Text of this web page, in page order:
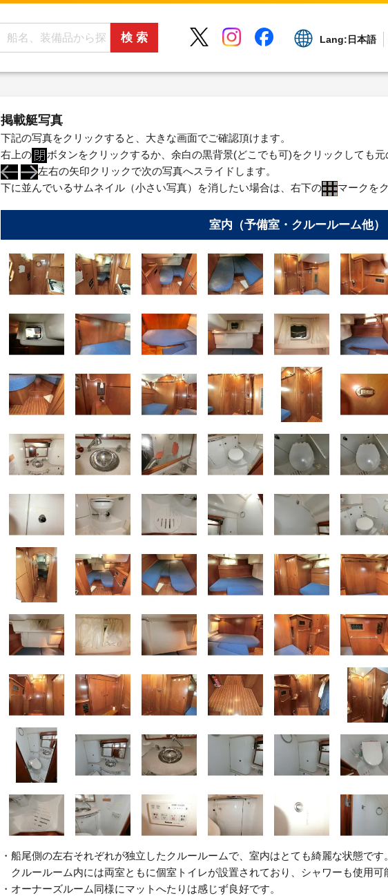
Lang: 日本語
掲載艇写真
下記の写真をクリックすると、大きな画面でご確認頂けます。
右上の
ボタンをクリックするか、余白の黒背景(どこでも可)をクリックしても元
左右の矢印クリックで次の写真へスライドします。
下に並んでいるサムネイル（小さい写真）を消したい場合は、右下の
マークを
室内（予備室・クルールーム他）
・船尾側の左右それぞれが独立したクルールームで、室内はとても綺麗な状態です。
クルールーム内には両室ともに個室トイレが設置されており、シャワーも使用可
・オーナーズルーム同様にマットへたりは感じず良好です。